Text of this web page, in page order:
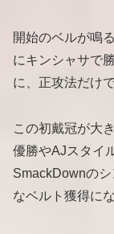
開始のベルが鳴
にキンシャサで
に、正攻法だけ
この初戴冠が大
優勝やAJスタイ
SmackDownの
なベルト獲得に